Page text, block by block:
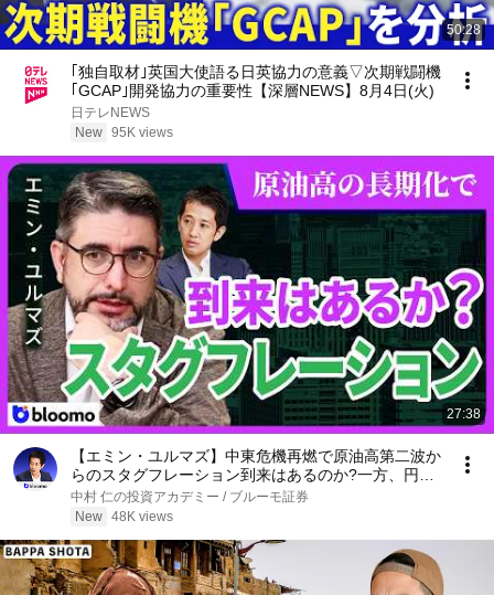
50:28
｢独自取材｣英国大使語る日英協力の意義▽次期戦闘機
｢GCAP｣開発協力の重要性【深層NEWS】8月4日(火)
日テレNEWS
New 95K views
27:38
【エミン・ユルマズ】中東危機再燃で原油高第二波か
らのスタグフレーション到来はあるのか?一方、円安
が追い風になる日本企業とは?
中村 仁の投資アカデミー / ブルーモ証券
New 48K views